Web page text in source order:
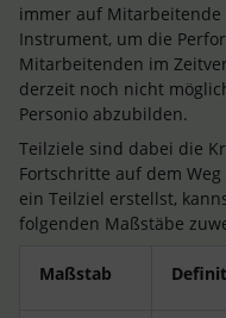
immer auf Mitarbeitende
Instrument, um die
Mitarbeitenden im
derzeit noch nicht
Personio abzubilden.
Teilziele sind dabei die
Fortschritte auf dem
ein Teilziel erstellst,
folgenden Maßstäbe
Maßstab